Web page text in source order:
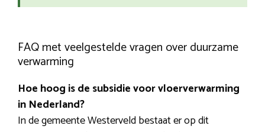
FAQ met veelgestelde vragen over duurzame
verwarming
Hoe hoog is de subsidie voor vloerverwarming
in Nederland?
In de gemeente Westerveld bestaat er op dit